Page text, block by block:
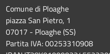
Comune di Ploaghe
piazza San Pietro, 1
07017 - Ploaghe (SS)
Partita IVA: 00253310908